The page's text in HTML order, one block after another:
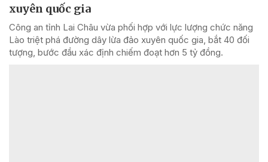
xuyên quốc gia
Công an tỉnh Lai Châu vừa phối hợp với lực lượng chức năng
Lào triệt phá đường dây lừa đảo xuyên quốc gia, bắt 40 đối
tượng, bước đầu xác định chiếm đoạt hơn 5 tỷ đồng.